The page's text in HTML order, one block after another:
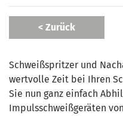
< Zurück
Schweißspritzer und
wertvolle Zeit bei Ihren
Sie nun ganz einfach
Impulsschweißgeräten von